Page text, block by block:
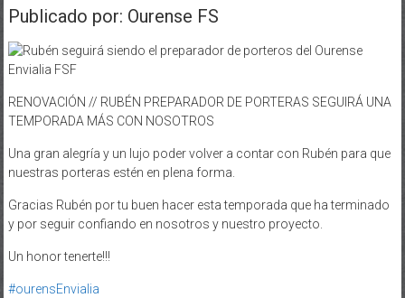
Publicado por: Ourense FS
RENOVACIÓN // RUBÉN PREPARADOR DE PORTERAS SEGUIRÁ UNA
TEMPORADA MÁS CON NOSOTROS
Una gran alegría y un lujo poder volver a contar con Rubén para que
nuestras porteras estén en plena forma.
Gracias Rubén por tu buen hacer esta temporada que ha terminado
y por seguir confiando en nosotros y nuestro proyecto.
Un honor tenerte!!!
#ourensEnvialia